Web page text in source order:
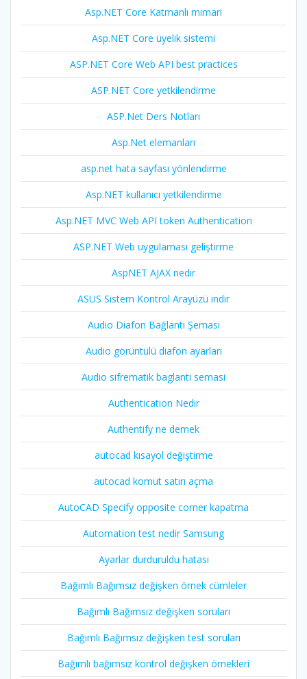
Asp.NET Core Katmanlı mimari
Asp.NET Core üyelik sistemi
ASP.NET Core Web API best practices
ASP.NET Core yetkilendirme
ASP.Net Ders Notları
Asp.Net elemanları
asp.net hata sayfası yönlendirme
Asp.NET kullanıcı yetkilendirme
Asp.NET MVC Web API token Authentication
ASP.NET Web uygulaması geliştirme
AspNET AJAX nedir
ASUS Sistem Kontrol Arayüzü indir
Audio Diafon Bağlantı Şeması
Audio görüntülü diafon ayarları
Audio sifrematik baglanti semasi
Authentication Nedir
Authentify ne demek
autocad kısayol değiştirme
autocad komut satırı açma
AutoCAD Specify opposite corner kapatma
Automation test nedir Samsung
Ayarlar durduruldu hatası
Bağımlı Bağımsız değişken örnek cümleler
Bağımlı Bağımsız değişken soruları
Bağımlı Bağımsız değişken test soruları
Bağımlı bağımsız kontrol değişken örnekleri